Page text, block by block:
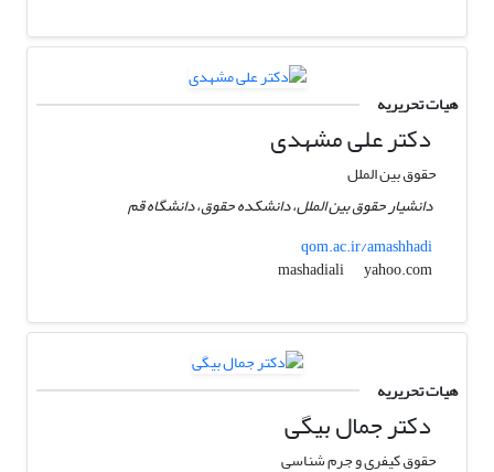
هیات تحریریه
دکتر علی مشهدی
حقوق بین الملل
دانشیار حقوق بین الملل، دانشکده حقوق، دانشگاه قم
qom.ac.ir/amashhadi
mashadiali
yahoo.com
هیات تحریریه
دکتر جمال بیگی
حقوق کیفری و جرم شناسی